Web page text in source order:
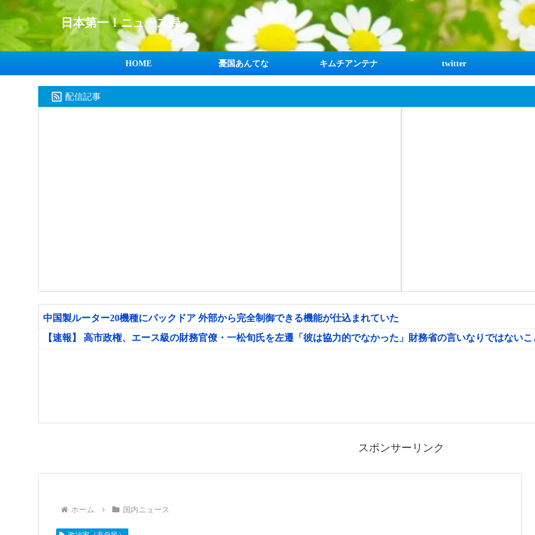
日本第一！ニュース録
HOME 憂国あんてな キムチアンテナ twitter
配信記事
中国製ルーター20機種にバックドア 外部から完全制御できる機能が仕込まれていた
【速報】 高市政権、エース級の財務官僚・一松旬氏を左遷「彼は協力的でなかった」財務省の言いなりではない
スポンサーリンク
ホーム 国内ニュース